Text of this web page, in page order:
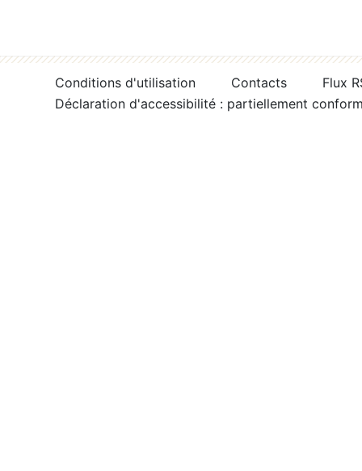
Conditions d'utilisation Contacts
Flux
Déclaration d'accessibilité : partiellement